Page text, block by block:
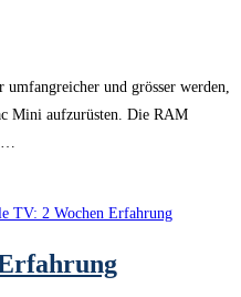
und grösser werden,
Mini aufzurüsten. Die RAM